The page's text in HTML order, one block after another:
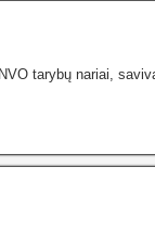
tarybų nariai,